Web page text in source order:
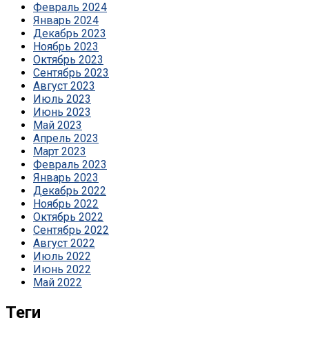
Февраль 2024
Январь 2024
Декабрь 2023
Ноябрь 2023
Октябрь 2023
Сентябрь 2023
Август 2023
Июль 2023
Июнь 2023
Май 2023
Апрель 2023
Март 2023
Февраль 2023
Январь 2023
Декабрь 2022
Ноябрь 2022
Октябрь 2022
Сентябрь 2022
Август 2022
Июль 2022
Июнь 2022
Май 2022
Теги